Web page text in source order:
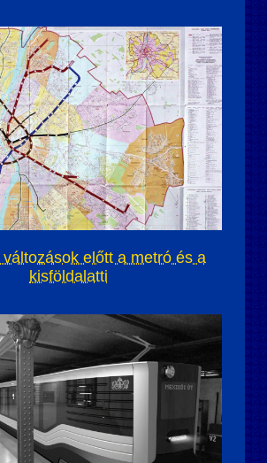
előtt a metró és a
kisföldalatti